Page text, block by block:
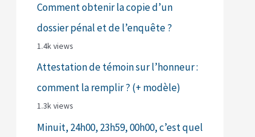
Comment obtenir la copie d’un
dossier pénal et de l’enquête ?
1.4k views
Attestation de témoin sur l’honneur :
comment la remplir ? (+ modèle)
1.3k views
Minuit, 24h00, 23h59, 00h00, c’est quel